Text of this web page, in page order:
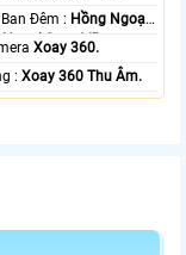
🔅 Tầm Xa Ban Đêm : Hồng Ngoại
Smart IR.
Xoay 360.
️ƒ Chức Năng :Xoay 360 Thu Âm.